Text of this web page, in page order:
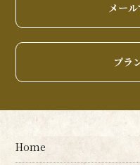
メー
プラ
Home